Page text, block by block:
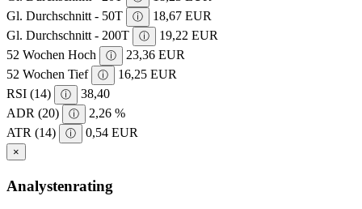
Gl. Durchschnitt - 50T
ⓘ
18,67 EUR
Gl. Durchschnitt - 200T
ⓘ
19,22 EUR
52 Wochen Hoch
ⓘ
23,36 EUR
52 Wochen Tief
ⓘ
16,25 EUR
RSI (14)
ⓘ
38,40
ADR (20)
ⓘ
2,26 %
ATR (14)
ⓘ 0,54 EUR
×
Analystenrating